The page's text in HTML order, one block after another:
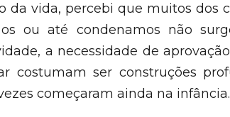
da vida, percebi que muitos dos
ou até condenamos não
a necessidade de
costumam ser construções
começaram ainda na infância.